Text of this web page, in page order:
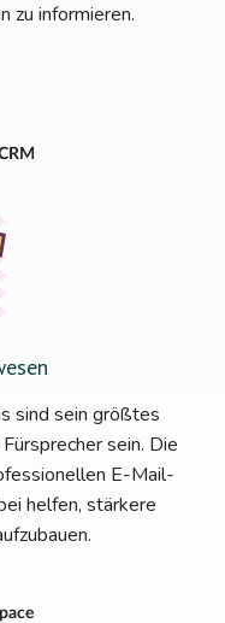
zu informieren.
sind sein größtes
sein. Die
E-Mail-
helfen, stärkere